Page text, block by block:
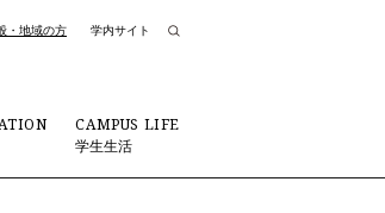
・地域の方 学内サイト
CAMPUS LIFE
学生生活